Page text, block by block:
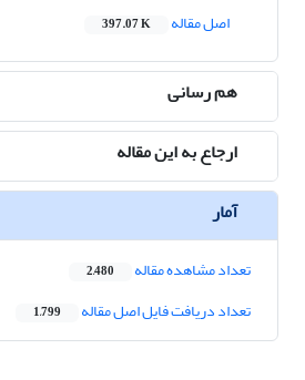
اصل مقاله
397.07 K
هم رسانی
ارجاع به این مقاله
آمار
تعداد مشاهده مقاله 2,480
تعداد دریافت فایل اصل مقاله 1,799